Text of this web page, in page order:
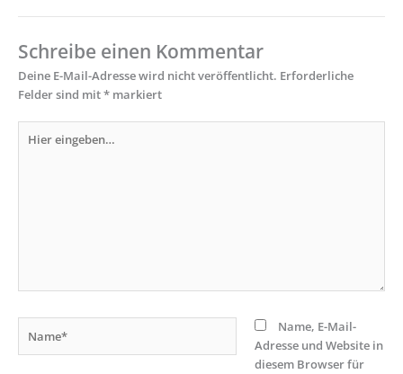
Schreibe einen Kommentar
Deine E-Mail-Adresse wird nicht veröffentlicht. Erforderliche
Felder sind mit* markiert
eingeben…
Name, E-Mail-
Adresse und Website in
diesem Browser für